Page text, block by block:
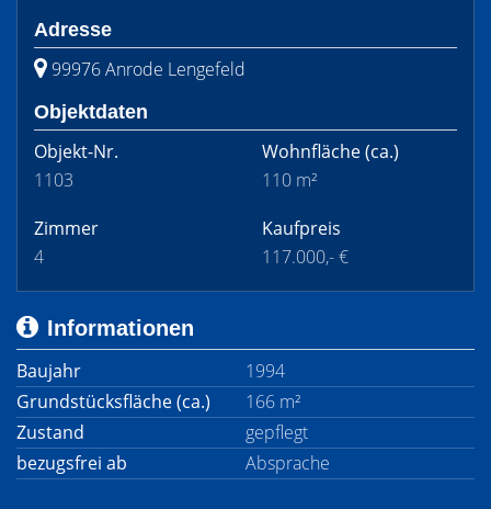
Adresse
99976 Anrode Lengefeld
Objektdaten
Objekt-Nr.
1103
Wohnfläche(ca.)
110 m²
Zimmer
4
Kaufpreis
117.000,- €
Informationen
Baujahr
1994
Grundstücksfläche (ca.)
166 m²
Zustand
gepflegt
bezugsfrei ab
Absprache